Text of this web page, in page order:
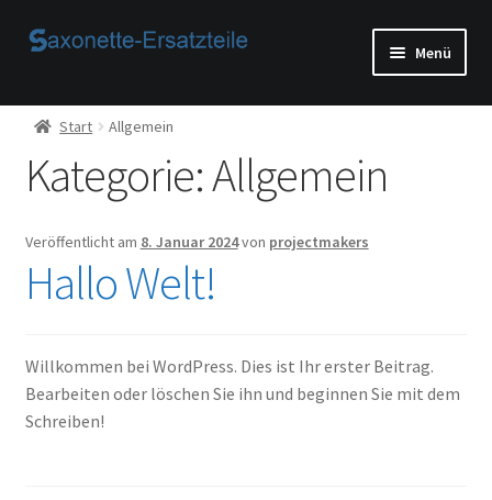
Zur
Zum
Menü
Start
AGB
Datenschutzerklärung von
Home
Start Allgemein
Kategorie:Allgemein
Veröffentlicht am 8. Januar 2024von projectmakers
Hallo Welt!
Willkommen bei WordPress. Dies ist Ihr erster Beitrag.
Bearbeiten oder löschen Sie ihn und beginnen Sie mit dem
Schreiben!